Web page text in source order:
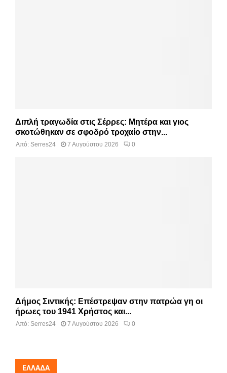
Διπλή τραγωδία στις Σέρρες: Μητέρα και γιος
σκοτώθηκαν σε σφοδρό τροχαίο στην...
Από: Serres24 7 Αυγούστου 2026 0
Δήμος Σιντικής: Επέστρεψαν στην πατρώα γη οι
ήρωες του 1941 Χρήστος και...
Από: Serres24 7 Αυγούστου 2026 0
ΕΛΛΆΔΑ